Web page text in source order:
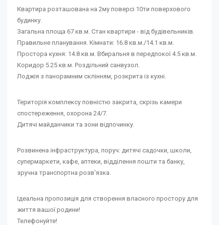
Квартира розташована на 2му поверсі 10ти поверхового
будинку.
Загальна площа 67 кв.м. Стан квартири - від будівельників.
Правильне планування. Кімнати: 16.8 кв.м./14.1 кв.м.
Простора кухня: 14.8 кв.м. Вбиральня в передпокої 4.5 кв.м.
Коридор 5.25 кв.м. Роздільний санвузол.
Лоджія з панорамним склінням, розкрита із кухні.
Територія комплексу повністю закрита, скрізь камери
спостереження, охорона 24/7.
Дитячі майданчики та зони відпочинку.
Розвинена інфраструктура, поруч: дитячі садочки, школи,
супермаркети, кафе, аптеки, відділення пошти та банку,
зручна транспортна розв'язка.
Ідеальна пропозиція для створення власного простору для
життя вашої родини!
Телефонуйте!